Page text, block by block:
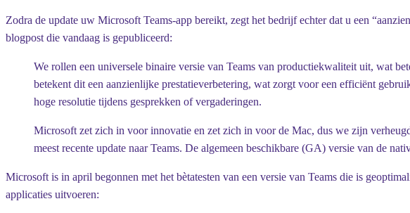
Zodra de update uw Microsoft Teams-app bereikt, zegt het bedrijf echter dat u een
blogpost die vandaag is gepubliceerd:
We rollen een universele binaire versie van Teams van productiekwaliteit uit, wat
betekent dit een aanzienlijke prestatieverbetering, wat zorgt voor een efficiënt
hoge resolutie tijdens gesprekken of vergaderingen.
Microsoft zet zich in voor innovatie en zet zich in voor de Mac, dus we zijn
meest recente update naar Teams. De algemeen beschikbare (GA) versie van de
Microsoft is in april begonnen met het bètatesten van een versie van Teams die is
applicaties uitvoeren: